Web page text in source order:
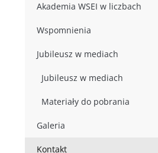
Akademia WSEI w liczbach
Wspomnienia
Jubileusz w mediach
Jubileusz w mediach
Materiały do pobrania
Galeria
Kontakt